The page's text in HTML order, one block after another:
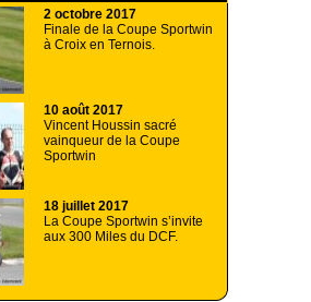
2 octobre 2017
Finale de la Coupe Sportwin
à Croix en Ternois.
10 août 2017
Vincent Houssin sacré
vainqueur de la Coupe
Sportwin
18 juillet 2017
La Coupe Sportwin s’invite
aux 300 Miles du DCF.